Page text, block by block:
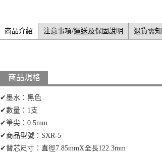
商品介紹 注意事項/運送及保固說明 退貨需知
商品規格
✔墨水：黑色
✔數量：1支
✔筆尖：0.5mm
✔商品型號：SXR-5
✔替芯尺寸：直徑7.85mmX全長122.3mm